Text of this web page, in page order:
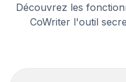
Découvrez les
CoWriter l'outil